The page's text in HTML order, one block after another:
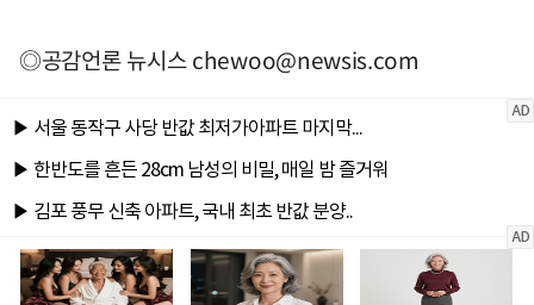
◎공감언론 뉴시스chewoo@newsis.com